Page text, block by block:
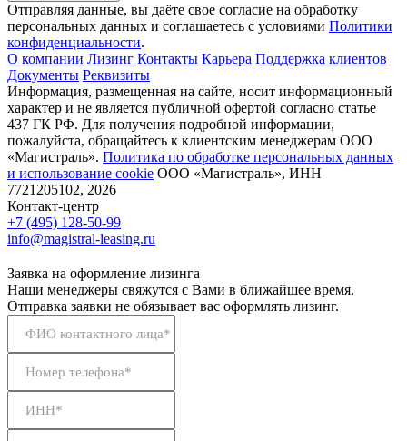
Отправляя данные, вы даёте свое согласие на обработку
персональных данных и соглашаетесь с условиями Политики
конфиденциальности.
О компании Лизинг Контакты Карьера Поддержка клиентов
Документы Реквизиты
Информация, размещенная на сайте, носит информационный
характер и не является публичной офертой согласно статье
437 ГК РФ. Для получения подробной информации,
пожалуйста, обращайтесь к клиентским менеджерам ООО
«Магистраль». Политика по обработке персональных данных
и использование сookie ООО «Магистраль», ИНН
7721205102, 2026
Контакт-центр
+7 (495) 128-50-99
info@magistral-leasing.ru
Заявка на оформление лизинга
Наши менеджеры свяжутся с Вами в ближайшее время.
Отправка заявки не обязывает вас оформлять лизинг.
ФИО контактного лица*
Номер телефона*
ИНН*